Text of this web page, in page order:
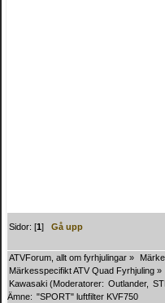
Sidor: [1]Gå upp
ATVForum, allt om fyrhjulingar »
Märkesspecifikt ATV Quad Fyrhjuling »
Kawasaki (Moderatorer: Outlander,
Ämne: "SPORT" luftfilter KVF750